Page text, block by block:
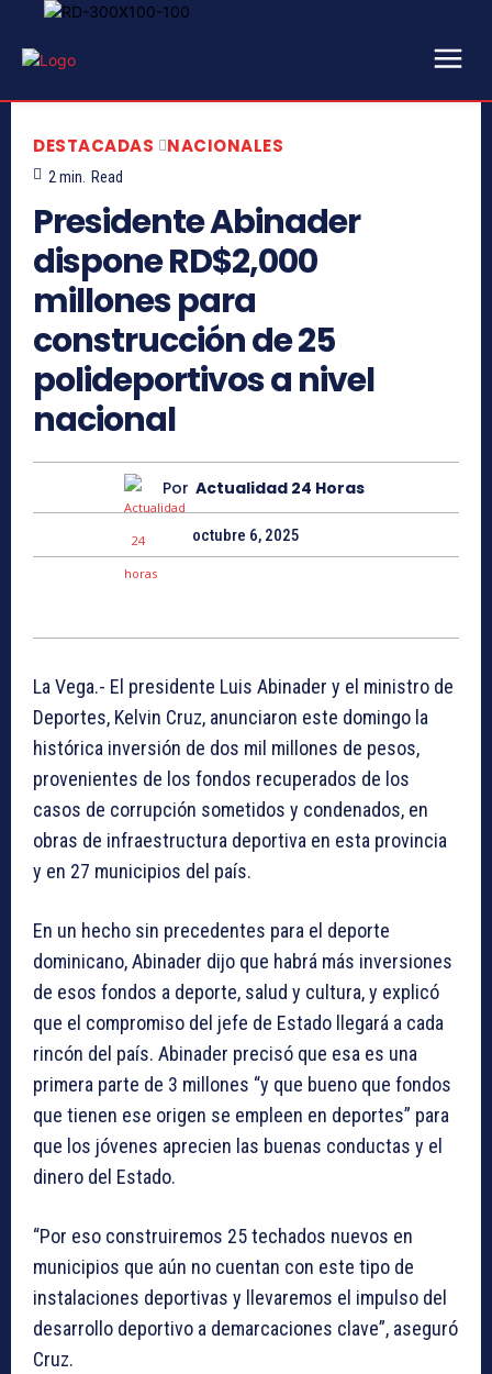
DESTACADAS NACIONALES
2 min. Read
Presidente Abinader
dispone RD$2,000
millones para
construcción de 25
polideportivos a nivel
nacional
Por Actualidad 24 Horas
octubre 6, 2025
La Vega.- El presidente Luis Abinader y el ministro de
Deportes, Kelvin Cruz, anunciaron este domingo la
histórica inversión de dos mil millones de pesos,
provenientes de los fondos recuperados de los
casos de corrupción sometidos y condenados, en
obras de infraestructura deportiva en esta provincia
y en 27 municipios del país.
En un hecho sin precedentes para el deporte
dominicano, Abinader dijo que habrá más inversiones
de esos fondos a deporte, salud y cultura, y explicó
que el compromiso del jefe de Estado llegará a cada
rincón del país. Abinader precisó que esa es una
primera parte de 3 millones “y que bueno que fondos
que tienen ese origen se empleen en deportes” para
que los jóvenes aprecien las buenas conductas y el
dinero del Estado.
“Por eso construiremos 25 techados nuevos en
municipios que aún no cuentan con este tipo de
instalaciones deportivas y llevaremos el impulso del
desarrollo deportivo a demarcaciones clave”, aseguró
Cruz.